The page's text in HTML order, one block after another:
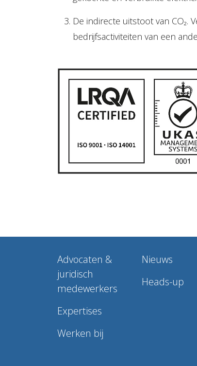
De indirecte uitstoot van CO₂.
bedrijfsactiviteiten van een
Advocaten &
juridisch
medewerkers
Expertises
Werken bij
Nieuws
Heads-up